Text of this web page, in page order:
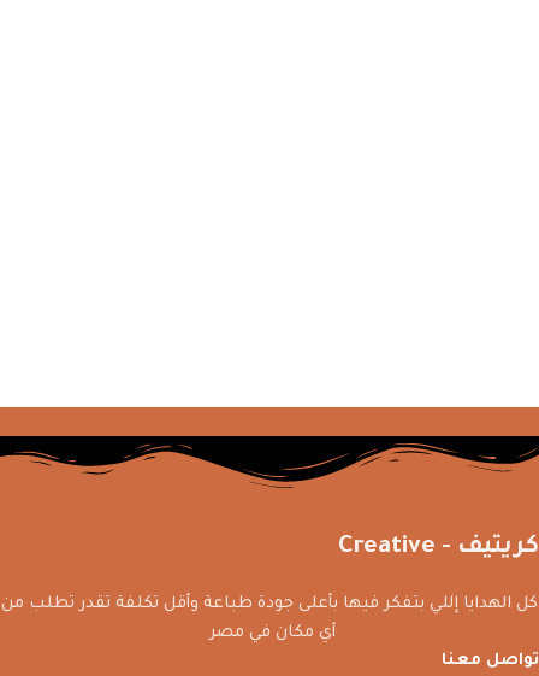
كريتيف - Creative
كل الهدايا إللي بتفكر فيها بأعلى جودة طباعة وأقل تكلفة تقدر تطلب من
أي مكان في مصر
تواصل معنا